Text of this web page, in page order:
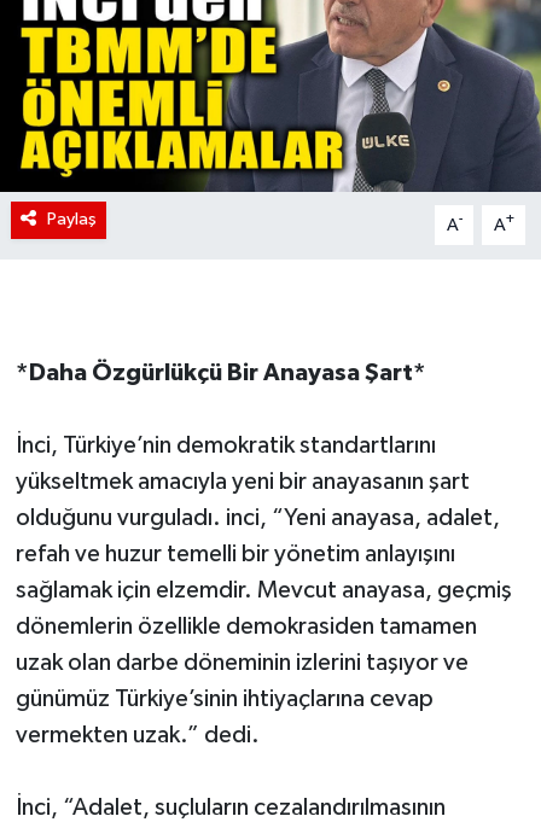
Paylaş A- A+
*Daha Özgürlükçü Bir Anayasa Şart*
İnci, Türkiye’nin demokratik standartlarını
yükseltmek amacıyla yeni bir anayasanın şart
olduğunu vurguladı. inci, “Yeni anayasa, adalet,
refah ve huzur temelli bir yönetim anlayışını
sağlamak için elzemdir. Mevcut anayasa, geçmiş
dönemlerin özellikle demokrasiden tamamen
uzak olan darbe döneminin izlerini taşıyor ve
günümüz Türkiye’sinin ihtiyaçlarına cevap
vermekten uzak.” dedi.
İnci, “Adalet, suçluların cezalandırılmasının